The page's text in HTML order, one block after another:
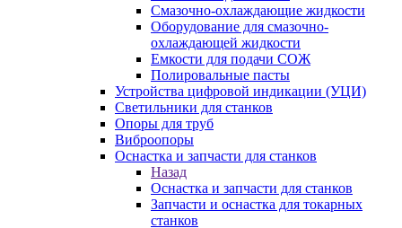
Смазочно-охлаждающие жидкости
Оборудование для смазочно-
охлаждающей жидкости
Емкости для подачи СОЖ
Полировальные пасты
Устройства цифровой индикации (УЦИ)
Светильники для станков
Опоры для труб
Виброопоры
Оснастка и запчасти для станков
Назад
Оснастка и запчасти для станков
Запчасти и оснастка для токарных
станков